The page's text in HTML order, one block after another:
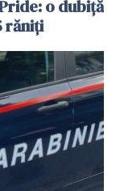
o dubiță
răniți